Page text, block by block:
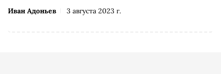
Иван Адоньев 3 августа 2023 г.